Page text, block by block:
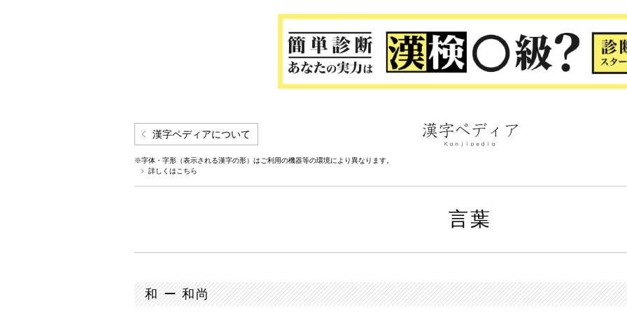
漢字ペディアについて
※字体・字形（表示される漢字の形）はご利用の機器等の環境により異なります。
詳しくはこちら
言葉
和 ー 和尚